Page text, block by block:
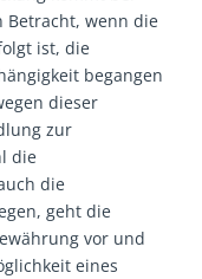
Betracht, wenn die
ist, die
begangen
dieser
zur
die
die
geht die
vor und
eines